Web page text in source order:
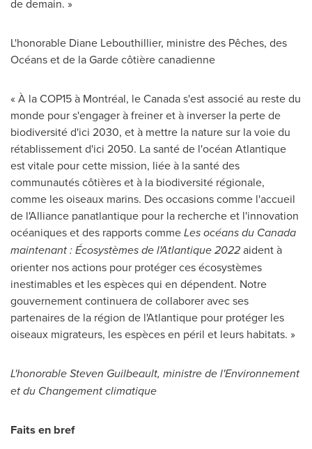
de demain. »
L'honorable Diane Lebouthillier, ministre des Pêches, des
Océans et de la Garde côtière canadienne
« À laCOP15à Montréal, le Canada s'est associé au reste du
monde pour s'engager à freiner et à inverser la perte de
biodiversité d'ici 2030, età mettre la nature sur la voie du
rétablissement d'ici 2050. La santé de l'océan Atlantique
est vitale pour cette mission, liée à la santé des
communautés côtières et à la biodiversité régionale,
comme les oiseaux marins. Des occasions comme l'accueil
de l'Alliance panatlantique pour la recherche et l'innovation
océaniques et des rapports commeLes océans du Canada
maintenant : Écosystèmes de l'Atlantique 2022aident à
orienter nos actions pour protéger ces écosystèmes
inestimables et les espèces qui en dépendent. Notre
gouvernement continuera de collaborer avec ses
partenaires de la région de l'Atlantique pour protéger les
oiseaux migrateurs, les espèces en péril et leurs habitats. »
L'honorableSteven Guilbeault, ministre de l'Environnement
et du Changement climatique
Faits en bref